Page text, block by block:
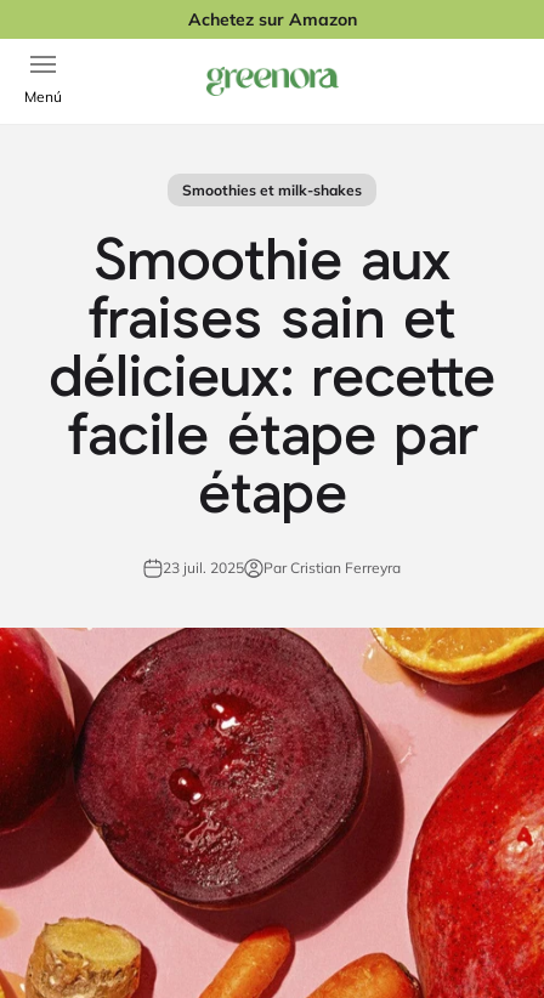
Achetez sur Amazon
Ouvrir la navigation
Menú
Greenora
Smoothies et milk-shakes
Smoothie aux
fraises sain et
délicieux: recette
facile étape par
étape
23 juil. 2025 Par Cristian Ferreyra